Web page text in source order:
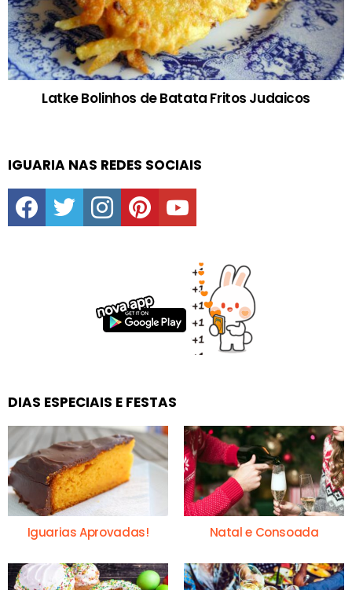
Latke Bolinhos de Batata Fritos Judaicos
IGUARIA NAS REDES SOCIAIS
facebooktwitter instagrampinterestyoutube
DIAS ESPECIAIS E FESTAS
Iguarias Aprovadas! Natal e Consoada